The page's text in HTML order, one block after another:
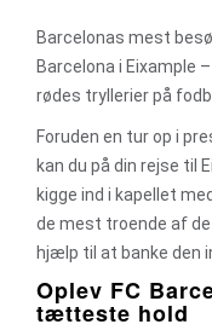
Barcelonas mest
Barcelona i Eixample
rødes tryllerier på
Foruden en tur op i
kan du på din rejse til
kigge ind i kapellet
de mest troende af
hjælp til at banke den
Oplev FC
tætteste hold